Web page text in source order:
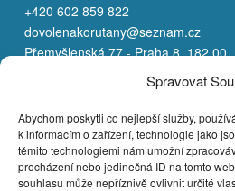
Spravovat
Abychom poskytli co nejlepší služby,
k informacím o zařízení, technologie jako
těmito technologiemi nám umožní
procházení nebo jedinečná ID na tomto
souhlasu může nepříznivě ovlivnit určité
+420 602 859 822
dovolenakorutany@seznam.cz
Přemyšlenská 77 - Praha 8 182 00